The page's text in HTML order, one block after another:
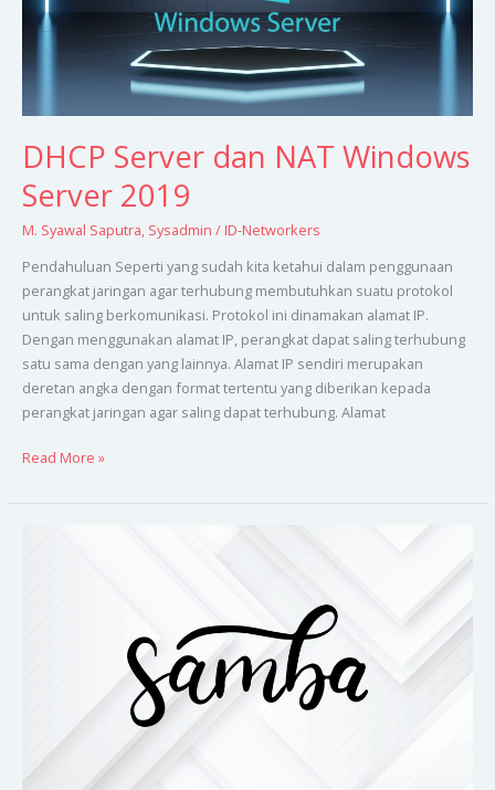
DHCP Server dan NAT Windows
Server 2019
M. Syawal Saputra, Sysadmin / ID-Networkers
Pendahuluan Seperti yang sudah kita ketahui dalam penggunaan
perangkat jaringan agar terhubung membutuhkan suatu protokol
untuk saling berkomunikasi. Protokol ini dinamakan alamat IP.
Dengan menggunakan alamat IP, perangkat dapat saling terhubung
satu sama dengan yang lainnya. Alamat IP sendiri merupakan
deretan angka dengan format tertentu yang diberikan kepada
perangkat jaringan agar saling dapat terhubung. Alamat
Read More »